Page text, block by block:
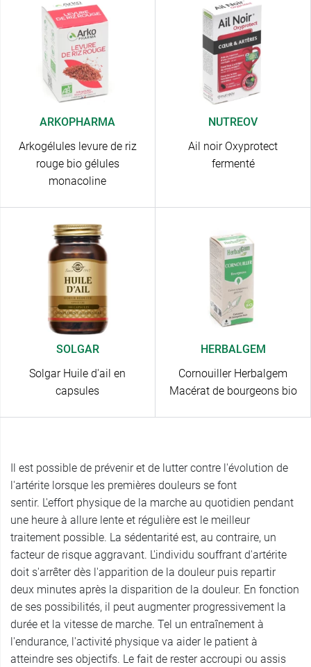
ARKOPHARMA
Arkogélules levure de riz
rouge bio gélules
monacoline
NUTREOV
Ail noir Oxyprotect
fermenté
SOLGAR
Solgar Huile d'ail en
capsules
HERBALGEM
Cornouiller Herbalgem
Macérat de bourgeons bio
Il est possible de prévenir et de lutter contre l'évolution de
l'artérite lorsque les premières douleurs se font
sentir. L'effort physique de la marche au quotidien pendant
une heure à allure lente et régulière est le meilleur
traitement possible. La sédentarité est, au contraire, un
facteur de risque aggravant. L'individu souffrant d'artérite
doit s'arrêter dès l'apparition de la douleur puis repartir
deux minutes après la disparition de la douleur. En fonction
de ses possibilités, il peut augmenter progressivement la
durée et la vitesse de marche. Tel un entraînement à
l'endurance, l'activité physique va aider le patient à
atteindre ses objectifs. Le fait de rester accroupi ou assis